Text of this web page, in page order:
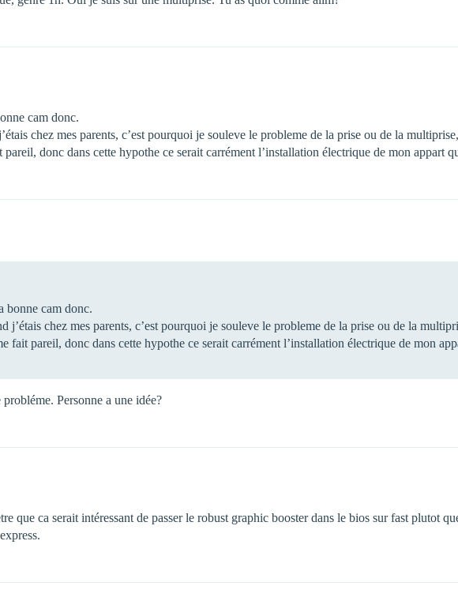
cam donc.
chez mes parents, c’est pourquoi je souleve le probleme de la prise ou de la
donc dans cette hypothe ce serait carrément l’installation électrique de mon appart
bonne cam donc.
j’étais chez mes parents, c’est pourquoi je souleve le probleme de la prise ou de la
fait pareil, donc dans cette hypothe ce serait carrément l’installation électrique de mon
Personne a une idée?
que ca serait intéressant de passer le robust graphic booster dans le bios sur fast plutot